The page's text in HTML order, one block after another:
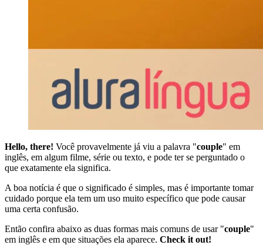
Hello, there! Você provavelmente já viu a palavra "couple" em
inglês, em algum filme, série ou texto, e pode ter se perguntado o
que exatamente ela significa.
A boa notícia é que o significado é simples, mas é importante tomar
cuidado porque ela tem um uso muito específico que pode causar
uma certa confusão.
Então confira abaixo as duas formas mais comuns de usar "couple"
em inglês e em que situações ela aparece. Check it out!